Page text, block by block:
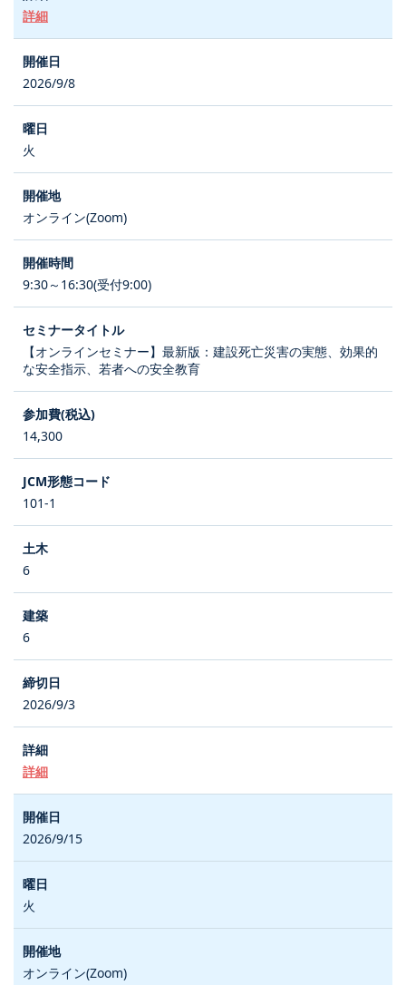
詳細
2026/9/8
火
オンライン(Zoom)
9:30～16:30(受付9:00)
【オンラインセミナー】最新版：建設死亡災害の実態、効果的
な安全指示、若者への安全教育
14,300
101-1
6
6
2026/9/3
詳細
2026/9/15
火
オンライン(Zoom)